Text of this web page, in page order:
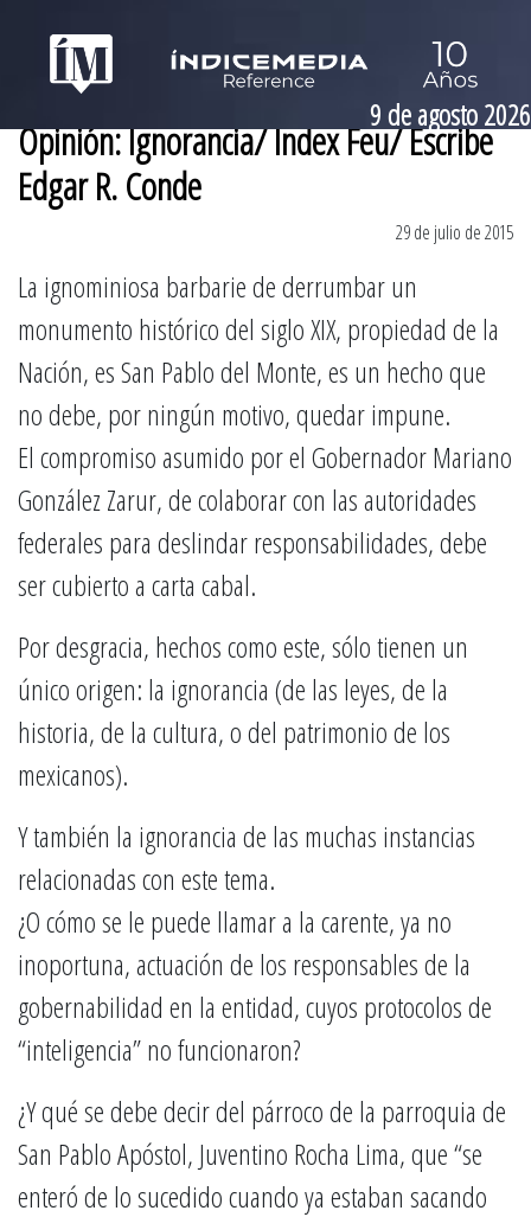
9 de agosto 2026
Opinión: Ignorancia/ Índex Feu/ Escribe
Edgar R. Conde
29 de julio de 2015
La ignominiosa barbarie de derrumbar un
monumento histórico del siglo XIX, propiedad de la
Nación, es San Pablo del Monte, es un hecho que
no debe, por ningún motivo, quedar impune.
El compromiso asumido por el Gobernador Mariano
González Zarur, de colaborar con las autoridades
federales para deslindar responsabilidades, debe
ser cubierto a carta cabal.
Por desgracia, hechos como este, sólo tienen un
único origen: la ignorancia (de las leyes, de la
historia, de la cultura, o del patrimonio de los
mexicanos).
Y también la ignorancia de las muchas instancias
relacionadas con este tema.
¿O cómo se le puede llamar a la carente, ya no
inoportuna, actuación de los responsables de la
gobernabilidad en la entidad, cuyos protocolos de
“inteligencia” no funcionaron?
¿Y qué se debe decir del párroco de la parroquia de
San Pablo Apóstol, Juventino Rocha Lima, que “se
enteró de lo sucedido cuando ya estaban sacando